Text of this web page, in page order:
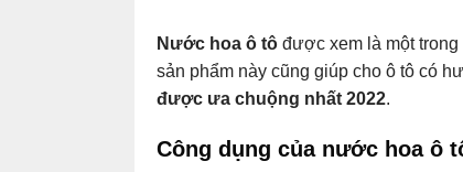
Nước hoa ô tô được xem là một
sản phẩm này cũng giúp cho ô tô có
được ưa chuộng nhất 2022.
Công dụng của nước hoa ô